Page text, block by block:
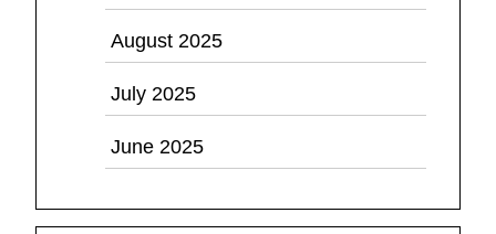
August 2025
July 2025
June 2025